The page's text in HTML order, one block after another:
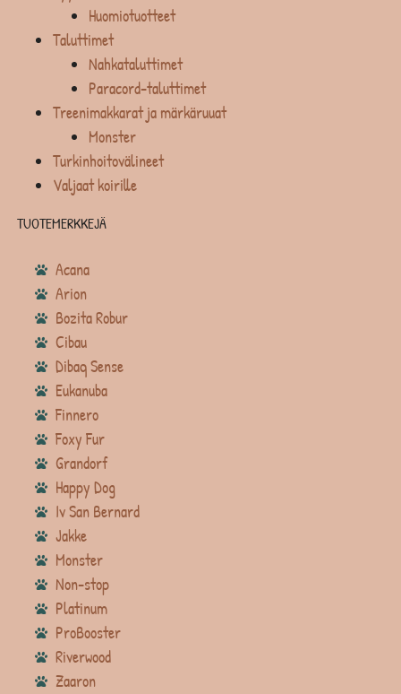
Huomiotuotteet
Taluttimet
Nahkataluttimet
Paracord-taluttimet
Treenimakkarat ja märkäruuat
Monster
Turkinhoitovälineet
Valjaat koirille
TUOTEMERKKEJÄ
Acana
Arion
Bozita Robur
Cibau
Dibaq Sense
Eukanuba
Finnero
Foxy Fur
Grandorf
Happy Dog
Iv San Bernard
Jakke
Monster
Non-stop
Platinum
ProBooster
Riverwood
Zaaron